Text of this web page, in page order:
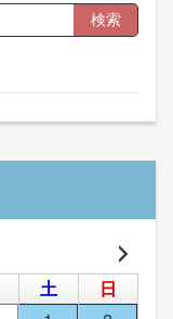
検索
土
日